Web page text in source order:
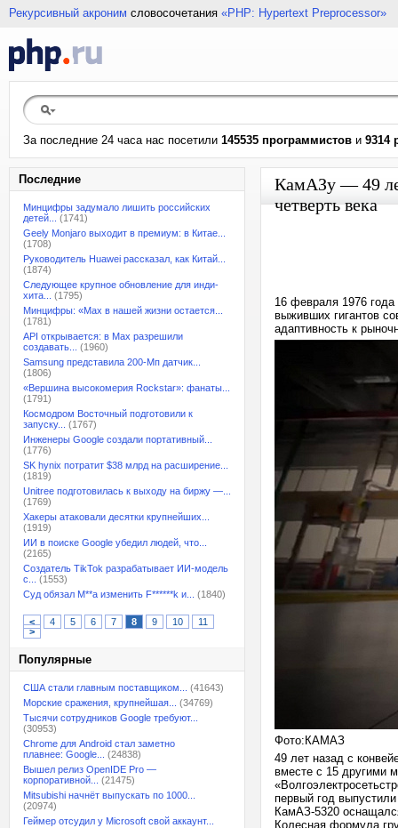
Рекурсивный акроним словосочетания «PHP: Hypertext Preprocessor»
За последние 24 часа нас посетили 145535 программистов и 9314
Последние
Минцифры задумало лишить российских
детей...
(1741)
Geely Monjaro выходит в премиум: в Китае...
(1708)
Руководитель Huawei рассказал, как Китай...
(1874)
Следующее крупное обновление для инди-
хита...
(1795)
Минцифры: «Max в нашей жизни остается...
(1781)
API открывается: в Max разрешили
создавать...
(1960)
Samsung представила 200-Мп датчик...
(1806)
«Вершина высокомерия Rockstar»: фанаты...
(1791)
Космодром Восточный подготовили к
запуску...
(1767)
Инженеры Google создали портативный...
(1776)
SK hynix потратит $38 млрд на расширение...
(1819)
Unitree подготовилась к выходу на биржу —...
(1769)
Хакеры атаковали десятки крупнейших...
(1919)
ИИ в поиске Google убедил людей, что...
(2165)
Создатель TikTok разрабатывает ИИ-модель
с...
(1553)
Суд обязал M**a изменить F******k и...
(1840)
< 4 5 6 7 8 9 10
11
>
Популярные
США стали главным поставщиком...
(41643)
Морские сражения, крупнейшая...
(34769)
Тысячи сотрудников Google требуют...
(30953)
Chrome для Android стал заметно
плавнее: Google...
(24838)
Вышел релиз OpenIDE Pro —
корпоративной...
(21475)
Mitsubishi начнёт выпускать по 1000...
(20974)
Геймер отсудил у Microsoft свой аккаунт...
КамАЗу — 49
четверть века
16 февраля 1976
выживших гигантов
адаптивность к
Фото:КАМАЗ
49 лет назад с
вместе с 15 другими
первый год
КамАЗ-5320
Колесная формула